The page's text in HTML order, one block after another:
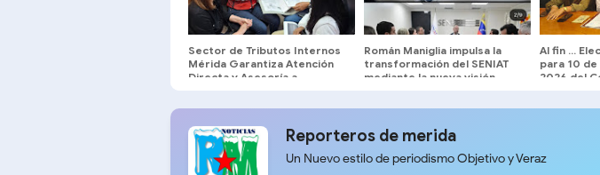
Sector de Tributos Internos
Mérida Garantiza Atención
Directa y Asesoría a
Román Maniglia impulsa la
transformación del SENIAT
mediante la nueva visión
Al fin …
para 10
2026 del
Reporteros de merida
Un Nuevo estilo de periodismo Objetivo y Veraz